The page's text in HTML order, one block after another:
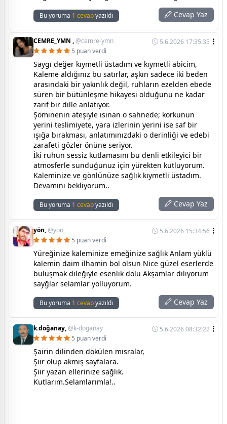
Bu yoruma 1 cevapyazıldı Cevap Yaz
CEMRE_YMN ,@cemre-ymn
5.6.2026 17:35:35
5 puan verdi
Saygı değer kıymetli üstadım ve kıymetli abicim,
Kaleme aldığınız bu satırlar, aşkın sadece iki beden
arasındaki bir yakınlık değil, ruhların ezelden ebede
süren bir bütünleşme hikayesi olduğunu ne kadar
zarif bir dille anlatıyor.
Şöminenin ateşiyle ısınan o sahnede; korkunun
yerini teslimiyete, yara izlerinin yerini ise saf bir
ışığa bırakması, anlatımınızdaki o derinliği ve edebi
zarafeti gözler önüne seriyor.
İki ruhun sessiz kutlamasını bu denli etkileyici bir
atmosferle sunduğunuz için yürekten kutluyorum.
Kaleminize ve gönlünüze sağlık kıymetli üstadım.
Devamını bekliyorum..
Bu yoruma 1 cevapyazıldı Cevap Yaz
yön,@yon
5.6.2026 15:34:56
5 puan verdi
Yüreğinize kaleminize emeğinize sağlık Anlam yüklü
kalemin daim ilhamin bol olsun Nice güzel eserlerde
buluşmak dileğiyle esenlik dolu Akşamlar diliyorum
sayğlar selamlar yolluyorum.
Bu yoruma 1 cevapyazıldı Cevap Yaz
k.doğanay,@k-doganay
5.6.2026 08:32:22
5 puan verdi
Şairin dilinden dökülen mısralar,
Şiir olup akmış sayfalara.
Şiir yazan ellerinize sağlık.
Kutlarım.Selamlarımla!..